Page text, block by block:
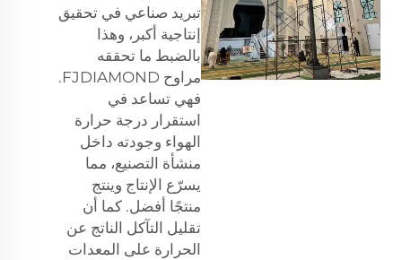
تبريد صناعي في تحقيق
إنتاجية أكبر، وهذا
بالضبط ما تحققه
مراوح FJDIAMOND.
فهي تساعد في
استقرار درجة حرارة
الهواء وجودته داخل
منشأة التصنيع، مما
يسرّع الإنتاج وينتج
منتجًا أفضل. كما أن
تقليل التآكل الناتج عن
الحرارة على المعدات